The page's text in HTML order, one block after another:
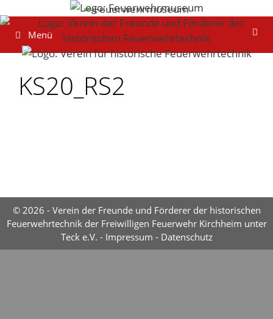
Inhalt
springenMenü
KS20_RS2
© 2026 - Verein der Freunde und Förderer der historischen
Feuerwehrtechnik der Freiwilligen Feuerwehr Kirchheim unter
Teck e.V. - Impressum - Datenschutz